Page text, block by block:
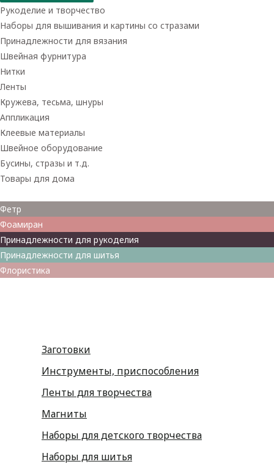
Рукоделие и творчество
Наборы для вышивания и картины со стразами
Принадлежности для вязания
Швейная фурнитура
Нитки
Ленты
Кружева, тесьма, шнуры
Аппликация
Клеевые материалы
Швейное оборудование
Бусины, стразы и т.д.
Товары для дома
Фетр
Фоамиран
Принадлежности для рукоделия
Принадлежности для шитья
Флористика
Заготовки
Инструменты, приспособления
Ленты для творчества
Магниты
Наборы для детского творчества
Наборы для шитья